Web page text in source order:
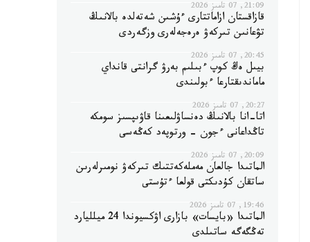
21:09, 07 تامىز 2026
قازاقستان ازاماتتارى ءۇشىن شەتەلدە بالانىڭ
تۋعانىن تىركەۋ ەرەجەلەرى وزگەردى
20:45, 07 تامىز 2026
بيىل ەڭ كوپ ءبىلىم بەرۋ گرانتى قانداي
ماماندىقتارعا ءبولىندى
20:27, 07 تامىز 2026
اتا-انا بالانىڭ دەنساۋلىعىنا قاۋىپسىز سومكە
تاڭداعانى ءجون - ورتوپەد كەڭەسى
20:09, 07 تامىز 2026
الماتىدا جالعان مەملەكەتتىك تىركەۋ نومىرلەرىن
ساتقان كۇدىكتى قولعا ءتۇستى
19:46, 07 تامىز 2026
الماتىدا «بايسات» بازارى اۋكسيوندا 24 ميلليارد
تەڭگەگە ساتىلدى